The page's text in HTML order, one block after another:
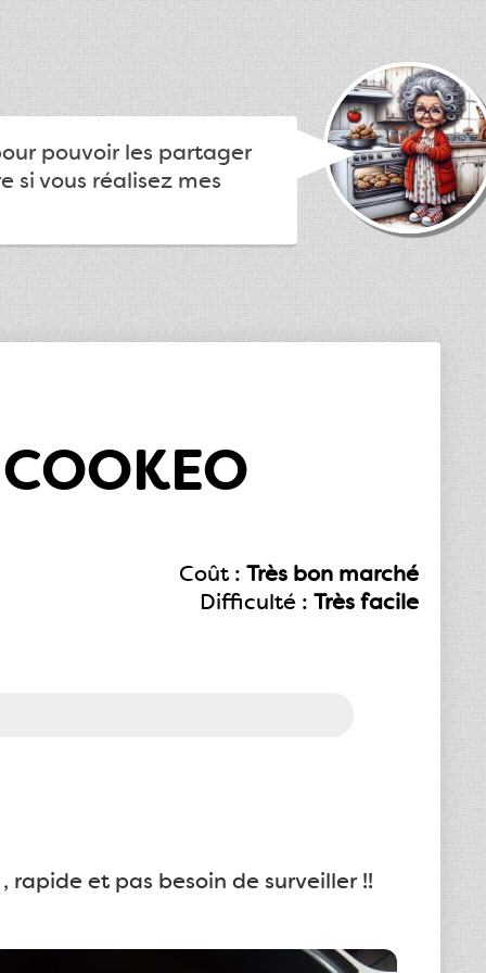
pouvoir les partager
si vous réalisez mes
Coût : Très bon marché
Difficulté : Très facile
rapide et pas besoin de surveiller !!